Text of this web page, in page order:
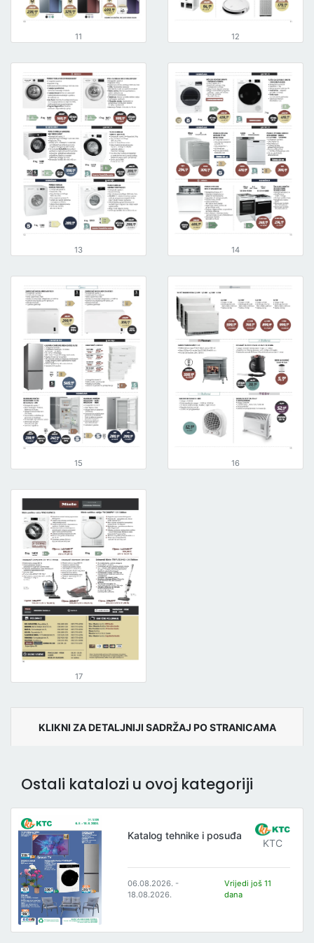
11 12
13 14
15 16
17
KLIKNI ZA DETALJNIJI SADRŽAJ PO STRANICAMA
Ostali katalozi u ovoj kategoriji
Katalog tehnike i posuđa
KTC
06.08.2026. -
18.08.2026.
Vrijedi još 11
dana